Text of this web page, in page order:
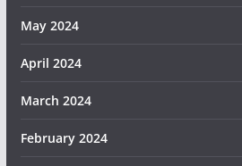
May 2024
April 2024
March 2024
February 2024